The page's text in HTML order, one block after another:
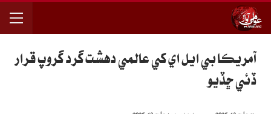
آمريڪا بي ايل اي کي عالمي دهشت گرد گروپ قرار
ڏئي ڇڏيو
مارچ 13, 2025 مارچ 13, 2025